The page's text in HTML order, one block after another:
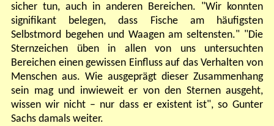
sicher tun, auch in anderen Bereichen. "Wir konnten
signifikant belegen, dass Fische am häufigsten
Selbstmord begehen und Waagen am seltensten." "Die
Sternzeichen üben in allen von uns untersuchten
Bereichen einen gewissen Einfluss auf das Verhalten von
Menschen aus. Wie ausgeprägt dieser Zusammenhang
sein mag und inwieweit er von den Sternen ausgeht,
wissen wir nicht – nur dass er existent ist", so Gunter
Sachs damals weiter.